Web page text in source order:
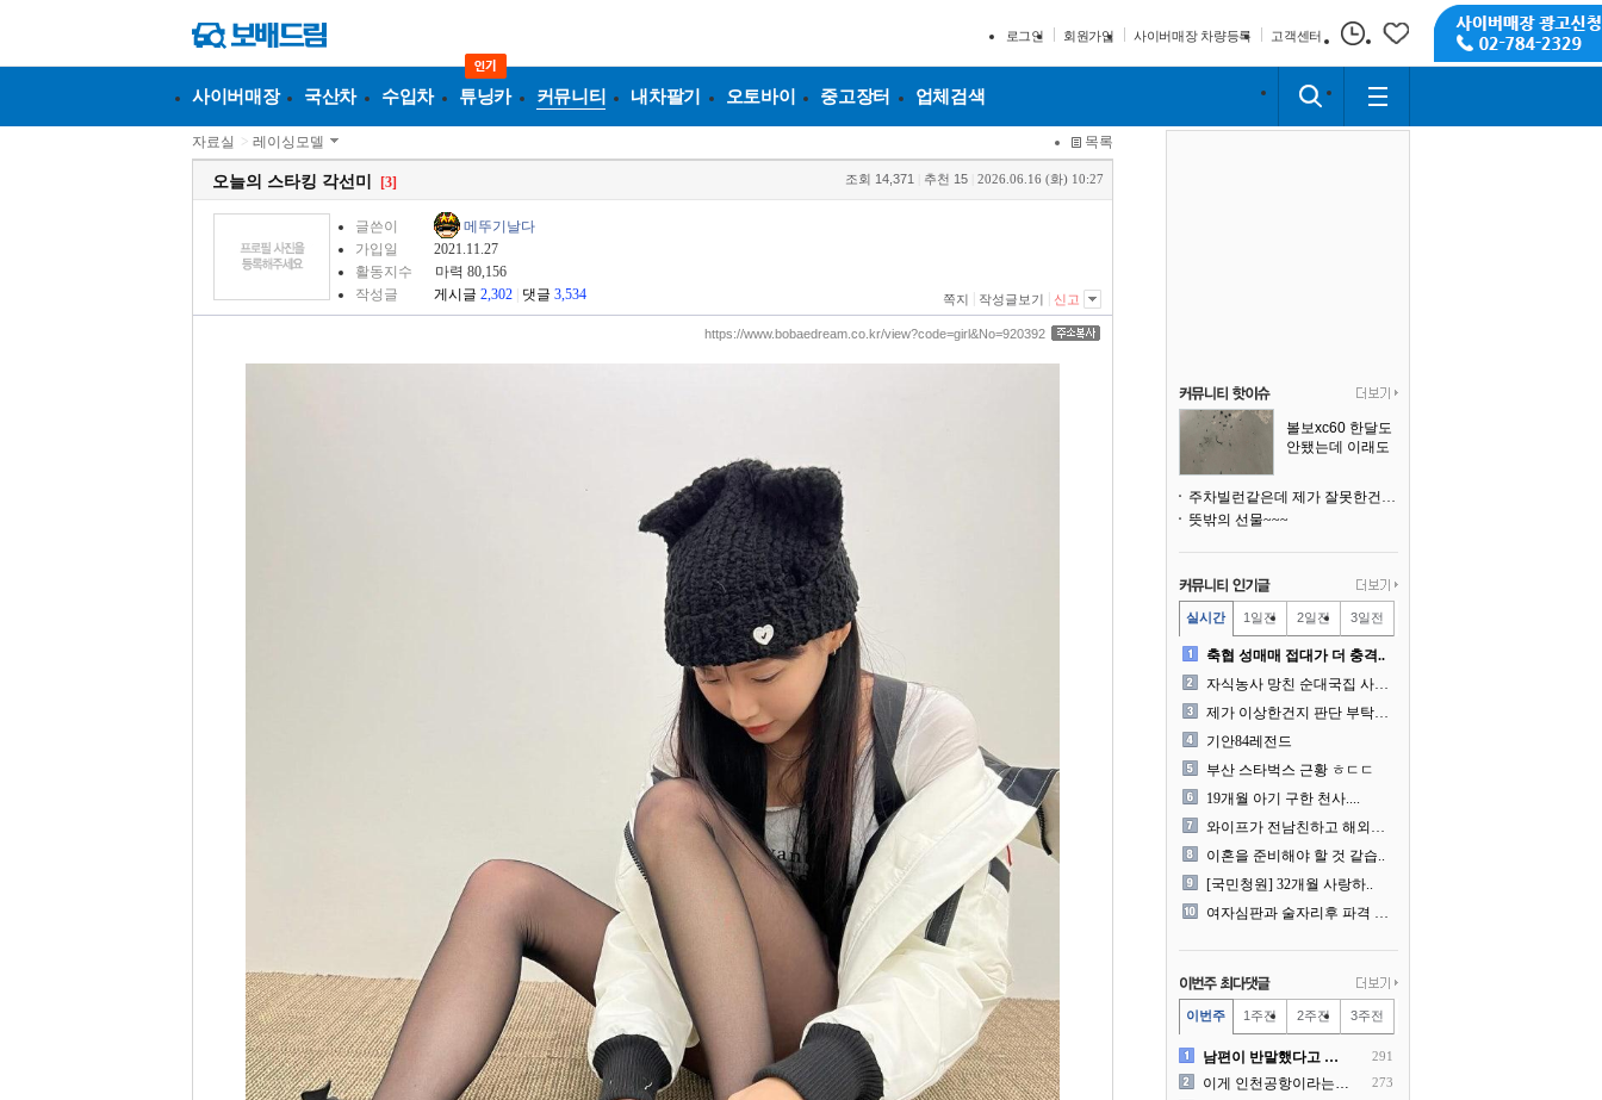
로그인 회원가입 사이버매장 차량등록 고객센터
사이버매장 국산차 수입차 튜닝카 커뮤니티 내차팔기 오토바이 중고장터 업체검색
자료실 > 레이싱모델 목록
오늘의 스타킹 각선미 [3] 조회 14,371 추천 15 2026.06.16 (화) 10:27
글쓴이
메뚜기날다
가입일
2021.11.27
활동지수
마력 80,156
작성글
게시글 2,302 댓글 3,534 쪽지 작성글보기 신고
https://www.bobaedream.co.kr/view?code=girl&No=920392
볼보xc60 한달도
안됐는데 이래도
주차빌런같은데 제가 잘못한건가요
뜻밖의 선물~~~
실시간 1일전 2일전 3일전
축협 성매매 접대가 더 충격..
자식농사 망친 순대국집 사장..
제가 이상한건지 판단 부탁드..
기안84레전드
부산 스타벅스 근황 ㅎㄷㄷ
19개월 아기 구한 천사....
와이프가 전남친하고 해외여행..
이혼을 준비해야 할 것 같습..
[국민청원] 32개월 사랑하..
여자심판과 술자리후 파격 승..
이번주 1주전 2주전 3주전
남편이 반말했다고 똑같이 반.. 291
이게 인천공항이라는게 믿겨지.. 273